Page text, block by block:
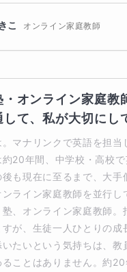
こ オンライン家庭教師
・オンライン家庭教
て、私が大切にし
。マナリンクで英語を担当
約20年間、中学校・高校
も現在に至るまで、大手
ンライン家庭教師を並行し
、オンライン家庭教師。
が、生徒一人ひとりの成
たいという気持ちは、教
ことはありません。約